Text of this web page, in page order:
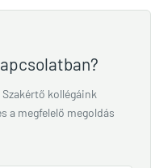
kollégáink
a megfelelő megoldás